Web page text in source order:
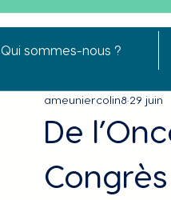
Qui sommes-nous ?
De
ameuniercolin8 29 juin